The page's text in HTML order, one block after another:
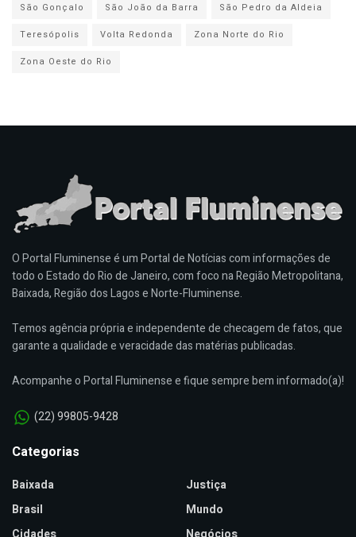
São Gonçalo
São João da Barra
São Pedro da Aldeia
Teresópolis
Volta Redonda
Zona Norte do Rio
Zona Oeste do Rio
O Portal Fluminense é um Portal de Notícias com informações de
todo o Estado do Rio de Janeiro, com foco na Região Metropolitana,
Baixada, Região dos Lagos e Norte-Fluminense.
Temos agência própria e independente de checagem de fatos, que
garante a qualidade e veracidade das matérias publicadas.
Acompanhe o Portal Fluminense e fique sempre bem informado(a)!
(22) 99805-9428
Categorias
Baixada
Brasil
Justiça
Mundo